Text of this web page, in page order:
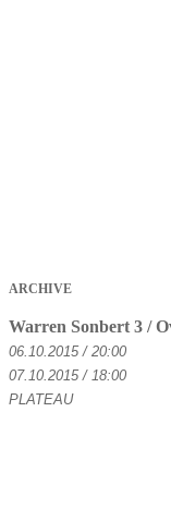
ARCHIVE
Warren Sonbert 3 /
06.10.2015 / 20:00
07.10.2015 / 18:00
PLATEAU